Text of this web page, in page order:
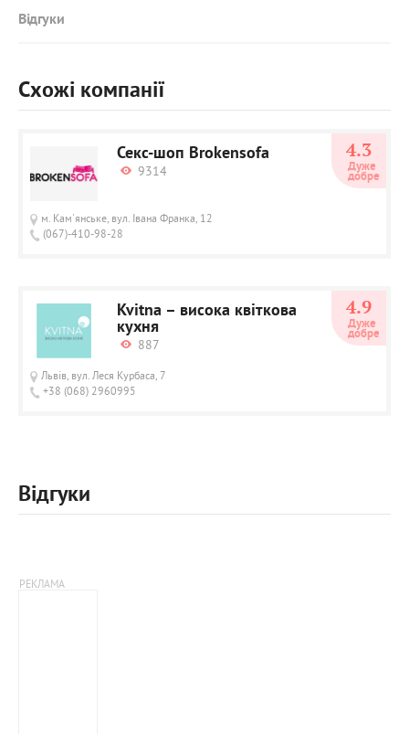
Відгуки
Схожі компанії
Секс-шоп Brokensofa
9314
м. Кам'янське, вул. Івана Франка, 12
(067)-410-98-28
4.3
Дуже
добре
Kvitna – висока квіткова
кухня
887
Львів, вул. Леся Курбаса, 7
+38 (068) 2960995
4.9
Дуже
добре
Відгуки